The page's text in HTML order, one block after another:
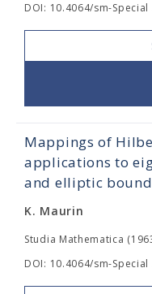
DOI: 10.4064/sm-Special
Mappings of
applications to
and elliptic
K. Maurin
Studia Mathematica
DOI: 10.4064/sm-